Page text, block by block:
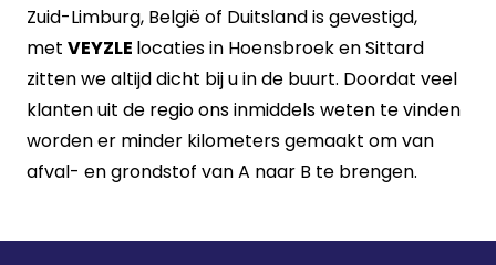
Zuid-Limburg, België of Duitsland is gevestigd,
met VEYZLE locaties in Hoensbroek en Sittard
zitten we altijd dicht bij u in de buurt. Doordat veel
klanten uit de regio ons inmiddels weten te vinden
worden er minder kilometers gemaakt om van
afval- en grondstof van A naar B te brengen.